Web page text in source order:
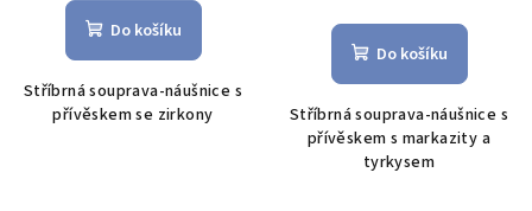
Do košíku
Stříbrná souprava-náušnice s
přívěskem se zirkony
Do košíku
Stříbrná souprava-náušnice s
přívěskem s markazity a
tyrkysem